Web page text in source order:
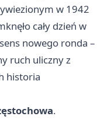
w 1942
cały dzień w
nowego ronda –
ruch uliczny z
historia
.